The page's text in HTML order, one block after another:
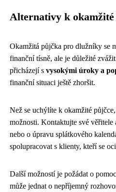
Alternativy k okamžité
Okamžitá půjčka pro dlužníky se
finanční tísně, ale je důležité
přicházejí s vysokými úroky a
finanční situaci ještě zhoršit.
Než se uchýlíte k okamžité
možnosti. Kontaktujte své věřitele
nebo o úpravu splátkového
spolupracovat s klienty, kteří se
Další možností je požádat o
může jednat o nepříjemný